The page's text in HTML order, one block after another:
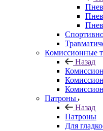
Комиссионные
Назад
Патроны
Назад
Патроны
Для